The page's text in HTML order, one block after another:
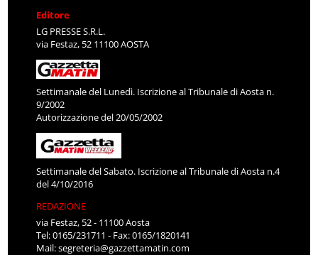
Editore
LG PRESSE S.R.L.
via Festaz, 52 11100 AOSTA
Settimanale del Lunedì. Iscrizione al Tribunale di Aosta n.
9/2002
Autorizzazione del 20/05/2002
Settimanale del Sabato. Iscrizione al Tribunale di Aosta n.4
del 4/10/2016
REDAZIONE
via Festaz, 52 - 11100 Aosta
Tel: 0165/231711 - Fax: 0165/1820141
Mail:segreteria@gazzettamatin.com